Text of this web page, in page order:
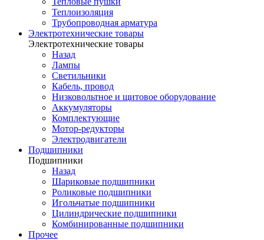
Теплоизоляция
Трубопроводная арматура
Электротехнические товары
Электротехнические товары
Назад
Лампы
Светильники
Кабель, провод
Низковольтное и щитовое оборудование
Аккумуляторы
Комплектующие
Мотор-редукторы
Электродвигатели
Подшипники
Подшипники
Назад
Шариковые подшипники
Роликовые подшипники
Игольчатые подшипники
Цилиндрические подшипники
Комбинированные подшипники
Прочее